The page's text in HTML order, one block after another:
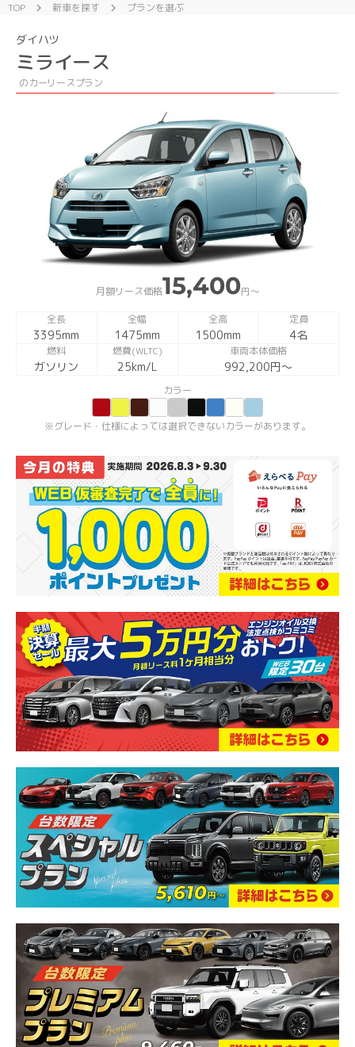
TOP chevron_right 新車を探す chevron_right プランを選ぶ
ダイハツ
ミライース
のカーリースプラン
月額リース価格15,400円〜
全長
3395mm
全幅
1475mm
全高
1500mm
定員
4名
燃料
ガソリン
燃費(WLTC)
25km/L
車両本体価格
992,200円〜
カラー
グレード・仕様によっては選択できないカラーがあります。